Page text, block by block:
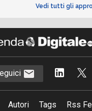
Vedi tutti gli
Autori Tags
Rss